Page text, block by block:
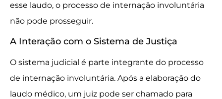
esse laudo, o processo de internação involuntária
não pode prosseguir.
A Interação com o Sistema de Justiça
O sistema judicial é parte integrante do processo
de internação involuntária. Após a elaboração do
laudo médico, um juiz pode ser chamado para